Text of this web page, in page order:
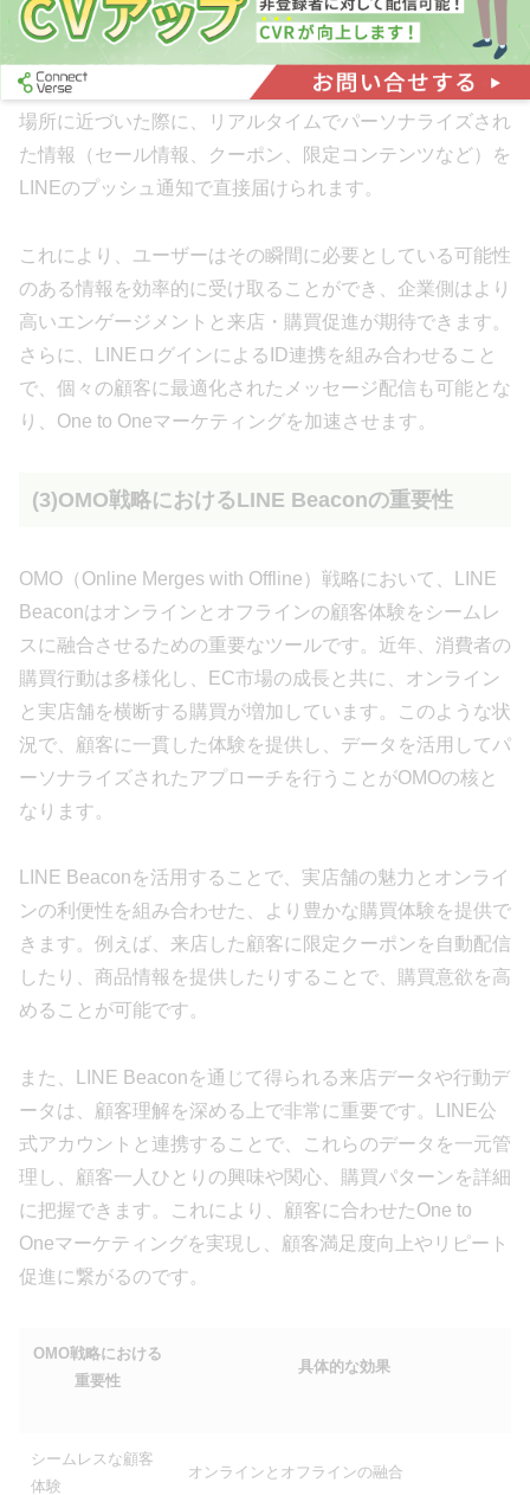
従来のチラシやDM、看板といった手法は、不特定多数へ
の情報発信や、タイミングが限定されるという課題があり
ました。一方、LINE Beaconは、ユーザーが店舗や特定の
場所に近づいた際に、リアルタイムでパーソナライズされ
た情報（セール情報、クーポン、限定コンテンツなど）を
LINEのプッシュ通知で直接届けられます。
これにより、ユーザーはその瞬間に必要としている可能性
のある情報を効率的に受け取ることができ、企業側はより
高いエンゲージメントと来店・購買促進が期待できます。
さらに、LINEログインによるID連携を組み合わせること
で、個々の顧客に最適化されたメッセージ配信も可能とな
り、One to Oneマーケティングを加速させます。
(3)OMO戦略におけるLINE Beaconの重要性
OMO（Online Merges with Offline）戦略において、LINE
Beaconはオンラインとオフラインの顧客体験をシームレ
スに融合させるための重要なツールです。近年、消費者の
購買行動は多様化し、EC市場の成長と共に、オンライン
と実店舗を横断する購買が増加しています。このような状
況で、顧客に一貫した体験を提供し、データを活用してパ
ーソナライズされたアプローチを行うことがOMOの核と
なります。
LINE Beaconを活用することで、実店舗の魅力とオンライ
ンの利便性を組み合わせた、より豊かな購買体験を提供で
きます。例えば、来店した顧客に限定クーポンを自動配信
したり、商品情報を提供したりすることで、購買意欲を高
めることが可能です。
また、LINE Beaconを通じて得られる来店データや行動デ
ータは、顧客理解を深める上で非常に重要です。LINE公
式アカウントと連携することで、これらのデータを一元管
理し、顧客一人ひとりの興味や関心、購買パターンを詳細
に把握できます。これにより、顧客に合わせたOne to
Oneマーケティングを実現し、顧客満足度向上やリピート
促進に繋がるのです。
OMO戦略における
重要性
具体的な効果
シームレスな顧客
体験
オンラインとオフラインの融合